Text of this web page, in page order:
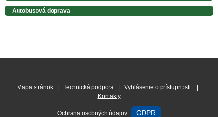
Autobusová doprava
Mapa stránok | Technická podpora | Vyhlásenie o prístupnosti
|
Kontakty
Ochrana osobných údajov GDPR